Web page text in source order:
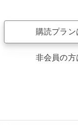
購読プラン
非会員の方